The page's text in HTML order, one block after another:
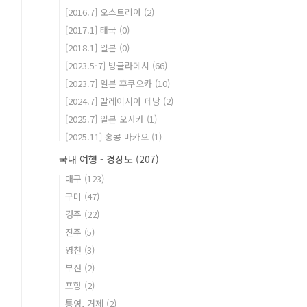
[2016.7] 오스트리아 (2)
[2017.1] 태국 (0)
[2018.1] 일본 (0)
[2023.5-7] 방글라데시 (66)
[2023.7] 일본 후쿠오카 (10)
[2024.7] 말레이시아 페낭 (2)
[2025.7] 일본 오사카 (1)
[2025.11] 홍콩 마카오 (1)
국내 여행 - 경상도 (207)
대구 (123)
구미 (47)
경주 (22)
진주 (5)
영천 (3)
부산 (2)
포항 (2)
통영, 거제 (2)